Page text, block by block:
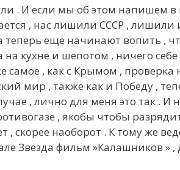
. И если мы об этом напишем
, нас лишили СССР ,
еще начинают вопить ,
кухне и шепотом , ничего
самое , как с Крымом ,
мир , также как и Победу ,
, лично для меня это так .
, якобы чтобы
, cкорее наоборот . К тому же
Звезда фильм »Калашников